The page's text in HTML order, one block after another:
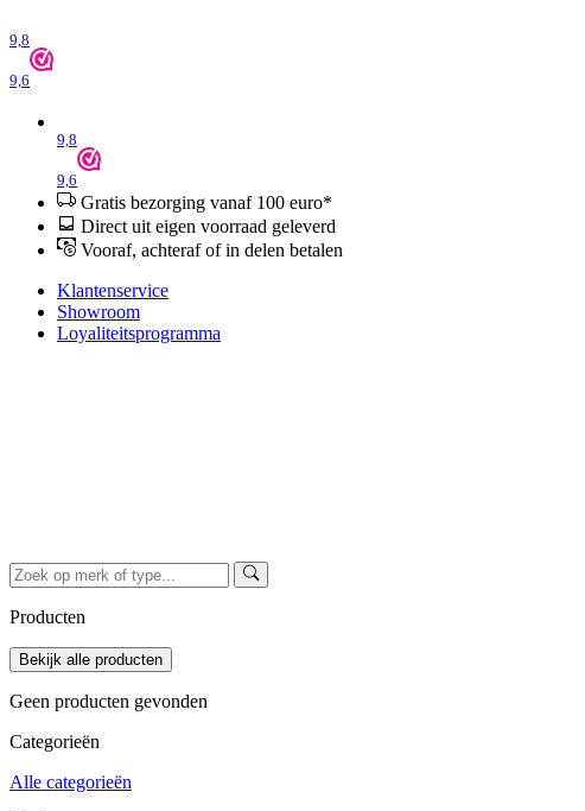
9,8
9,6
9,8
9,6
Gratis bezorging vanaf 100 euro*
Direct uit eigen voorraad geleverd
Vooraf, achteraf of in delen betalen
Klantenservice
Showroom
Loyaliteitsprogramma
Producten
Geen producten gevonden
Categorieën
Alle categorieën